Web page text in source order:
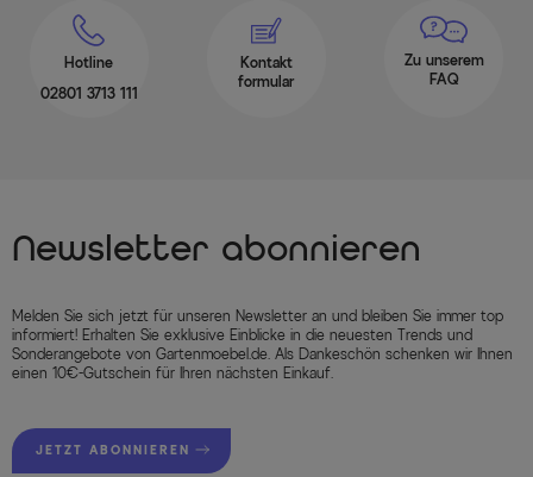
Hotline
02801 3713 111
Kontakt
formular
Zu unserem
FAQ
Newsletter abonnieren
Melden Sie sich jetzt für unseren Newsletter an und bleiben Sie immer top
informiert! Erhalten Sie exklusive Einblicke in die neuesten Trends und
Sonderangebote von Gartenmoebel.de. Als Dankeschön schenken wir Ihnen
einen 10€-Gutschein für Ihren nächsten Einkauf.
JETZT ABONNIEREN